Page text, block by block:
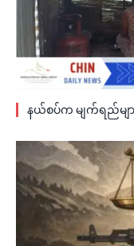
နယ်စပ်က မျက်ရည်မျာ